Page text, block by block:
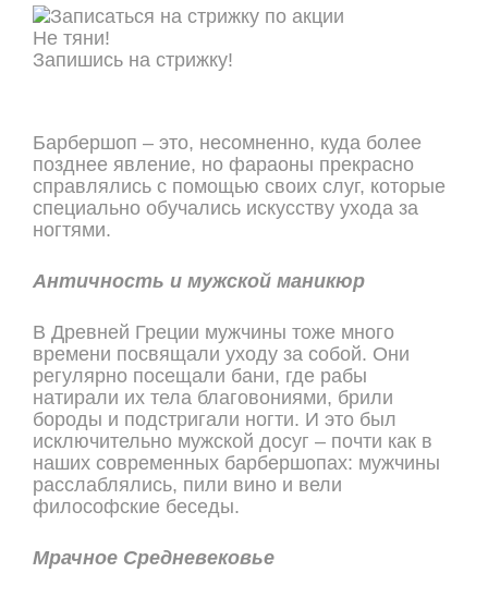
Не тяни!
Запишись на стрижку!
Барбершоп – это, несомненно, куда более
позднее явление, но фараоны прекрасно
справлялись с помощью своих слуг, которые
специально обучались искусству ухода за
ногтями.
Античность и мужской маникюр
В Древней Греции мужчины тоже много
времени посвящали уходу за собой. Они
регулярно посещали бани, где рабы
натирали их тела благовониями, брили
бороды и подстригали ногти. И это был
исключительно мужской досуг – почти как в
наших современных барбершопах: мужчины
расслаблялись, пили вино и вели
философские беседы.
Мрачное Средневековье